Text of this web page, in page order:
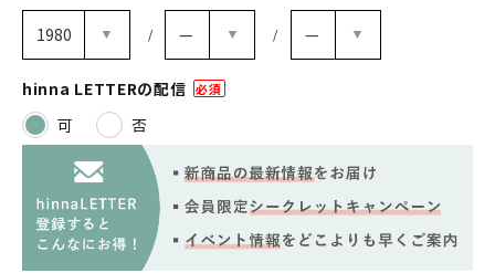
hinna LETTERの配信
可 否